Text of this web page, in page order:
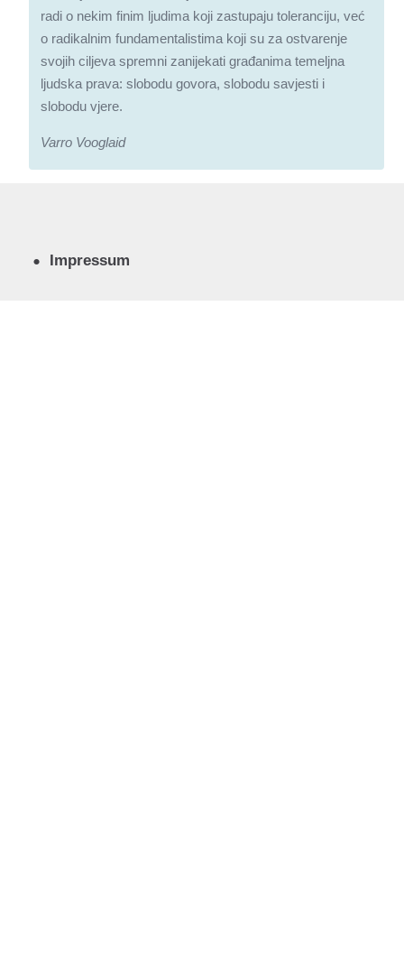
radi o nekim finim ljudima koji zastupaju toleranciju, već
o radikalnim fundamentalistima koji su za ostvarenje
svojih ciljeva spremni zanijekati građanima temeljna
ljudska prava: slobodu govora, slobodu savjesti i
slobodu vjere.
Varro Vooglaid
Impressum